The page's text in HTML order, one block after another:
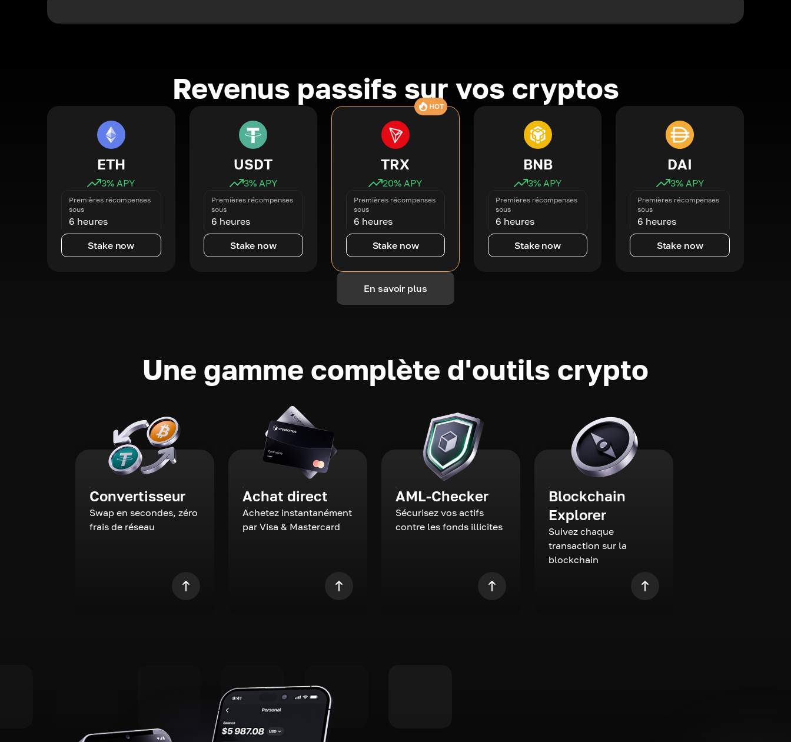
Revenus passifs sur vos cryptos
ETH
3% APY
Premières récompenses
sous
6 heures
Stake now
USDT
3% APY
Premières récompenses
sous
6 heures
Stake now
HOT
TRX
20% APY
Premières récompenses
sous
6 heures
Stake now
BNB
3% APY
Premières récompenses
sous
6 heures
Stake now
DAI
3% APY
Premières récompenses
sous
6 heures
Stake now
En savoir plus
Une gamme complète d'outils crypto
Convertisseur
Swap en secondes, zéro
frais de réseau
Achat direct
Achetez instantanément
par Visa & Mastercard
AML-Checker
Sécurisez vos actifs
contre les fonds illicites
Blockchain
Explorer
Suivez chaque
transaction sur la
blockchain